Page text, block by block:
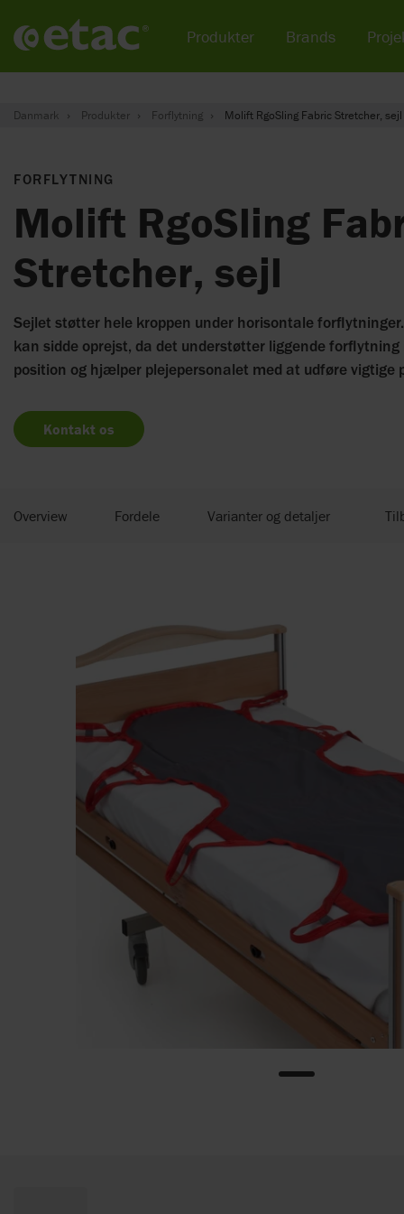
Danmark Produkter Forflytning Molift RgoSling Fabric Stretcher, sejl
FORFLYTNING
Molift RgoSling
Stretcher, sejl
Sejlet støtter hele kroppen under horisontale
kan sidde oprejst, da det understøtter liggende forflytning
position og hjælper plejepersonalet med at udføre vigtige
Kontakt os
Overview Fordele Varianter og detaljer
Produkter Brands